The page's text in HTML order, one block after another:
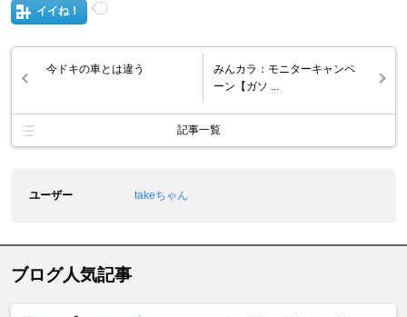
イイね！
今ドキの車とは違う
みんカラ：モニターキャンペ
ーン【ガソ ...
記事一覧
ユーザー takeちゃん
ブログ人気記事